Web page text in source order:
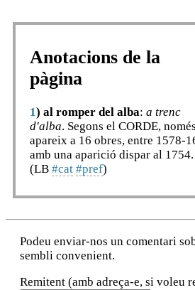
Anotacions de la
pàgina
1) al romper del alba: a trenc
d'alba. Segons el CORDE, només
apareix a 16 obres, entre 1578-
amb una aparició dispar al 1754.
(LB #cat #pref)
Podeu enviar-nos un comentari
sembli convenient.
Remitent (amb adreça-e, si voleu